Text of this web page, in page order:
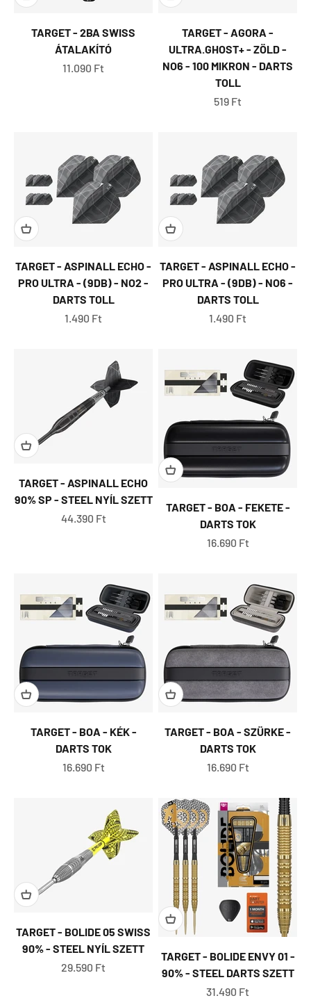
TARGET - 2BA SWISS
ÁTALAKÍTÓ
Eladási ár
11.090 Ft
TARGET - AGORA -
ULTRA.GHOST+ - ZÖLD -
NO6 - 100 MIKRON - DARTS
TOLL
Eladási ár
519 Ft
TARGET - ASPINALL ECHO -
PRO ULTRA - (9DB) - NO2 -
DARTS TOLL
Eladási ár
1.490 Ft
TARGET - ASPINALL ECHO -
PRO ULTRA - (9DB) - NO6 -
DARTS TOLL
Eladási ár
1.490 Ft
TARGET - ASPINALL ECHO
90% SP - STEEL NYÍL SZETT
Eladási ár
44.390 Ft
TARGET - BOA - FEKETE -
DARTS TOK
Eladási ár
16.690 Ft
TARGET - BOA - KÉK -
DARTS TOK
Eladási ár
16.690 Ft
TARGET - BOA - SZÜRKE -
DARTS TOK
Eladási ár
16.690 Ft
TARGET - BOLIDE 05 SWISS
90% - STEEL NYÍL SZETT
Eladási ár
29.590 Ft
TARGET - BOLIDE ENVY 01 -
90% - STEEL DARTS SZETT
Eladási ár
31.490 Ft